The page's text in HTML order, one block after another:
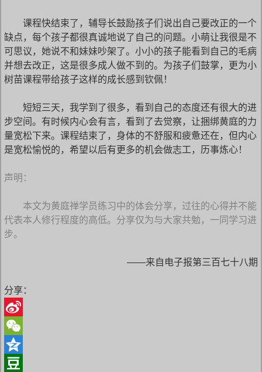
课程快结束了，辅导长鼓励孩子们说出自己要改正的一个
缺点，每个孩子都很真诚地说了自己的问题。小萌让我很是不
可思议，她说不和妹妹吵架了。小小的孩子能看到自己的毛病
并想去改正，这是很多成人做不到的。为孩子们鼓掌，更为小
树苗课程带给孩子这样的成长感到钦佩！
短短三天，我学到了很多，看到自己的态度还有很大的进
步空间。有时候内心会有言，看到了去觉察，让捆绑黄庭的力
量宽松下来。课程结束了，身体的不舒服和疲惫还在，但内心
是宽松愉悦的，希望以后有更多的机会做志工，历事炼心！
声明：
本文为黄庭禅学员练习中的体会分享，过往的心得并不能
代表本人修行程度的高低。分享仅为与大家共勉，一同学习进
步。
——来自电子报第三百七十八期
分享：
S
i
n
W
eQ